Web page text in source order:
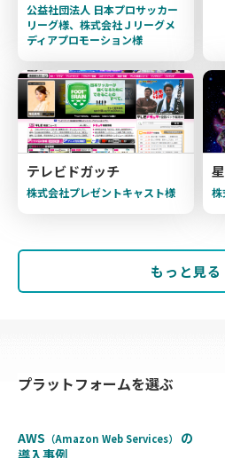
公益社団法人 日本プロサッカー
リーグ様、株式会社Ｊリーグメ
ディアプロモーション様
テレビドガッチ
株式会社プレゼントキャスト様 株
もっと見る
プラットフォームを選ぶ
AWS （Amazon Web Services）
の
導入事例